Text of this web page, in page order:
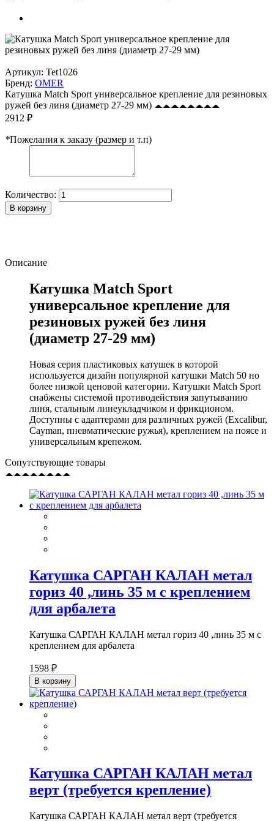
Артикул: Tet1026
Бренд: OMER
Катушка Match Sport универсальное крепление для резиновых
ружей без линя (диаметр 27-29 мм)
2912 ₽
*Пожелания к заказу (размер и т.п)
Количество:
В корзину
Описание
Катушка Match Sport
универсальное крепление для
резиновых ружей без линя
(диаметр 27-29 мм)
Новая серия пластиковых катушек в которой
используется дизайн популярной катушки Match 50 но
более низкой ценовой категории. Катушки Match Sport
снабжены системой противодействия запутыванию
линя, стальным линеукладчиком и фрикционом.
Доступны с адаптерами для различных ружей (Excalibur,
Cayman, пневматические ружья), креплением на поясе и
универсальным крепежом.
Сопутствующие товары
Катушка САРГАН КАЛАН метал
гориз 40 ,линь 35 м с креплением
для арбалета
Катушка САРГАН КАЛАН метал гориз 40 ,линь 35 м с
креплением для арбалета
1598 ₽
В корзину
Катушка САРГАН КАЛАН метал
верт (требуется крепление)
Катушка САРГАН КАЛАН метал верт (требуется